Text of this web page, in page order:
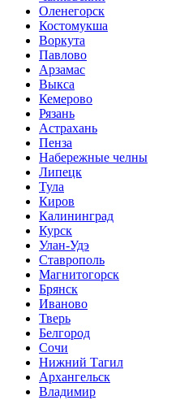
Оленегорск
Костомукша
Воркута
Павлово
Арзамас
Выкса
Кемерово
Рязань
Астрахань
Пенза
Набережные челны
Липецк
Тула
Киров
Калининград
Курск
Улан-Удэ
Ставрополь
Магнитогорск
Брянск
Иваново
Тверь
Белгород
Сочи
Нижний Тагил
Архангельск
Владимир